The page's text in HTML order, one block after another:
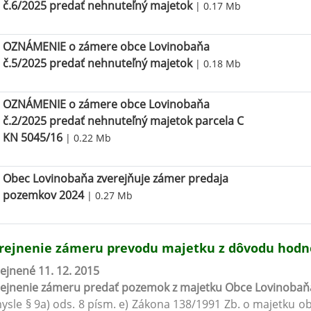
č.6/2025 predať nehnuteľný majetok| 0.17 Mb
OZNÁMENIE o zámere obce Lovinobaňa
č.5/2025 predať nehnuteľný majetok| 0.18 Mb
OZNÁMENIE o zámere obce Lovinobaňa
č.2/2025 predať nehnuteľný majetok parcela C
KN 5045/16 | 0.22 Mb
Obec Lovinobaňa zverejňuje zámer predaja
pozemkov 2024| 0.27 Mb
zámeru prevodu majetku z dôvodu
11. 12. 2015
zámeru predať pozemok z majetku Obce
§ 9a) ods. 8 písm. e) Zákona 138/1991 Zb. o majetku